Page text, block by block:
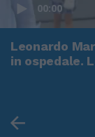
00:00
Leonardo
in ospedale.